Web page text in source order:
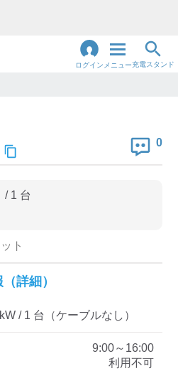
ログイン メニュー充電スタンド
e-Mobility Power
0
/ 1 台
ト
詳細）
kW / 1 台 （ケーブルなし）
9:00～16:00
利用不可